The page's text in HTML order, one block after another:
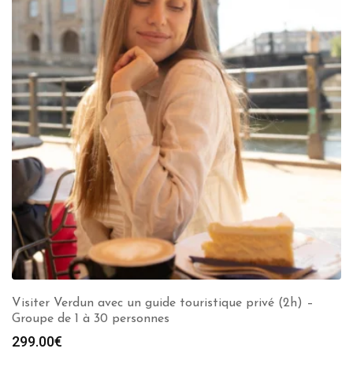
Visiter Verdun avec un guide touristique privé (2h) –
Groupe de 1 à 30 personnes
299.00€